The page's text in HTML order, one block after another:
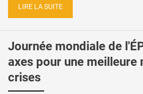
LIRE LA SUITE
Journée mondiale de
axes pour une meilleure
crises